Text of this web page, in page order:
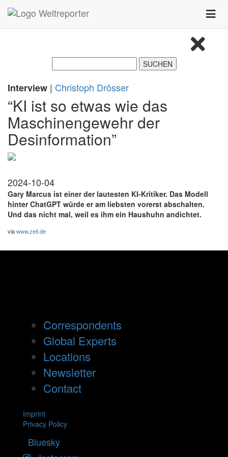
Zum Inhalt springen
Toggle
Interview | Christoph Drösser
“KI ist so etwas wie das
Maschinengewehr der
Desinformation”
2024-10-04
Gary Marcus ist einer der lautesten KI-Kritiker. Das Modell
hinter ChatGPT würde er am liebsten vorerst abschalten.
Und das nicht mal, weil es ihm ein Haushuhn andichtet.
viawww.zeit.de
Correspondents
Global Experts
Locations
Newsletter
Contact
Imprint
Privacy Policy
Bluesky